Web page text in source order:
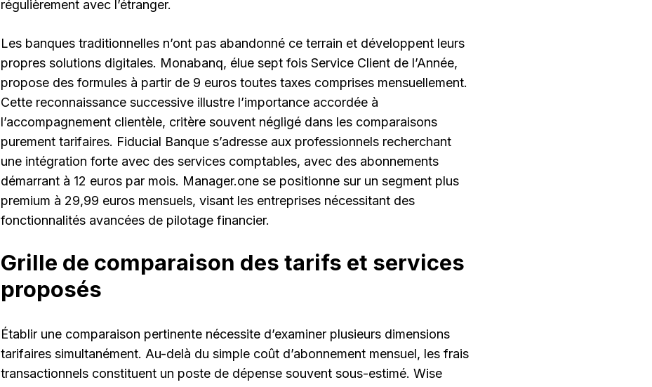
régulièrement avec l’étranger.
Les banques traditionnelles n’ont pas abandonné ce terrain et développent leurs
propres solutions digitales. Monabanq, élue sept fois Service Client de l’Année,
propose des formules à partir de 9 euros toutes taxes comprises mensuellement.
Cette reconnaissance successive illustre l’importance accordée à
l’accompagnement clientèle, critère souvent négligé dans les comparaisons
purement tarifaires. Fiducial Banque s’adresse aux professionnels recherchant
une intégration forte avec des services comptables, avec des abonnements
démarrant à 12 euros par mois. Manager.one se positionne sur un segment plus
premium à 29,99 euros mensuels, visant les entreprises nécessitant des
fonctionnalités avancées de pilotage financier.
Grille de comparaison des tarifs et services
proposés
Établir une comparaison pertinente nécessite d’examiner plusieurs dimensions
tarifaires simultanément. Au-delà du simple coût d’abonnement mensuel, les frais
transactionnels constituent un poste de dépense souvent sous-estimé. Wise